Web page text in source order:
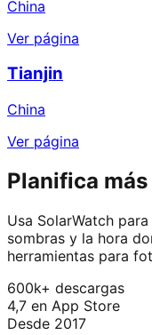
China
Ver página
Tianjin
China
Ver página
Planifica
Usa SolarWatch
sombras y la hora
herramientas para
600k+ descargas
4,7 en App Store
Desde 2017